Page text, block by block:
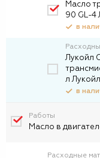
Масло
90 GL-4
в
Лукойл
л Лукойл
в
Работы
Масло в
Расходные